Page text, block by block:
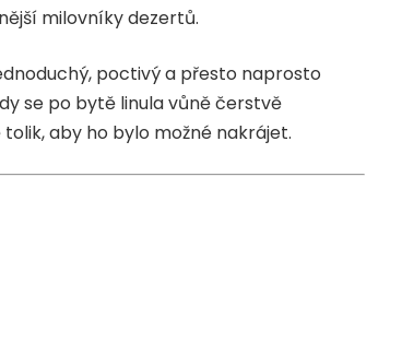
milovníky dezertů.
poctivý a přesto naprosto
se po bytě linula vůně čerstvě
aby ho bylo možné nakrájet.